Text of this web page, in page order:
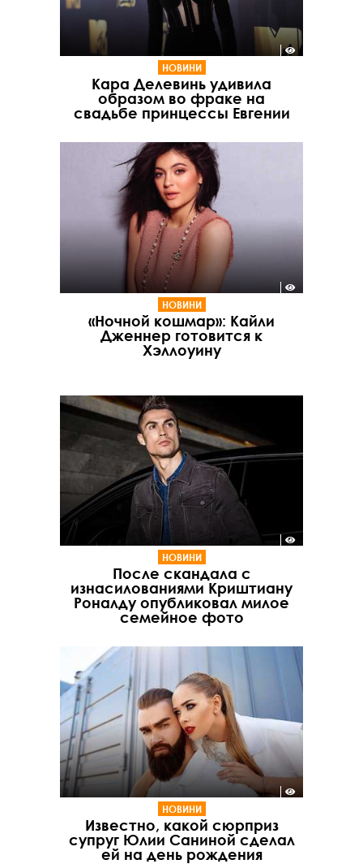
НОВИНИ
Кара Делевинь удивила
образом во фраке на
свадьбе принцессы Евгении
НОВИНИ
«Ночной кошмар»: Кайли
Дженнер готовится к
Хэллоуину
НОВИНИ
После скандала с
изнасилованиями Криштиану
Роналду опубликовал милое
семейное фото
НОВИНИ
Известно, какой сюрприз
супруг Юлии Саниной сделал
ей на день рождения